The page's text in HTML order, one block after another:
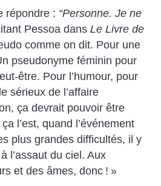
répondre : “Personne. Je ne
Pessoa dansLe Livre de
comme on dit. Pour une
pseudonyme féminin pour
être. Pour l’humour, pour
sérieux de l’affaire
ça devrait pouvoir être
l’est, quand l’événement
plus grandes difficultés, il y
l’assaut du ciel. Aux
et des âmes, donc ! »